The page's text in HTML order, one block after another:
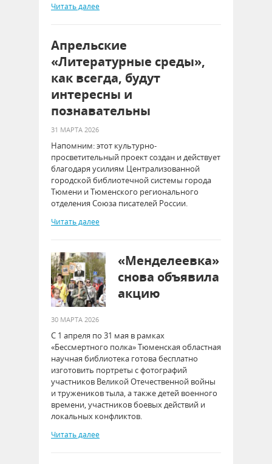
Читать далее
Апрельские
«Литературные среды»,
как всегда, будут
интересны и
познавательны
31 МАРТА 2026
Напомним: этот культурно-
просветительный проект создан и действует
благодаря усилиям Централизованной
городской библиотечной системы города
Тюмени и Тюменского регионального
отделения Союза писателей России.
Читать далее
«Менделеевка»
снова объявила
акцию
30 МАРТА 2026
С 1 апреля по 31 мая в рамках
«Бессмертного полка» Тюменская областная
научная библиотека готова бесплатно
изготовить портреты с фотографий
участников Великой Отечественной войны
и тружеников тыла, а также детей военного
времени, участников боевых действий и
локальных конфликтов.
Читать далее